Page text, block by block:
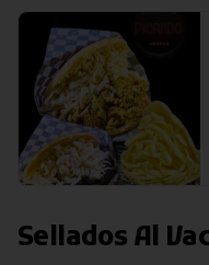
Sellados Al